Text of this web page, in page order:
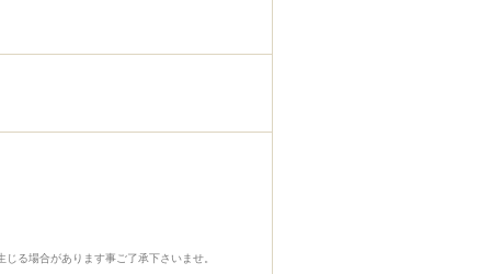
る場合があります事ご了承下さいませ。